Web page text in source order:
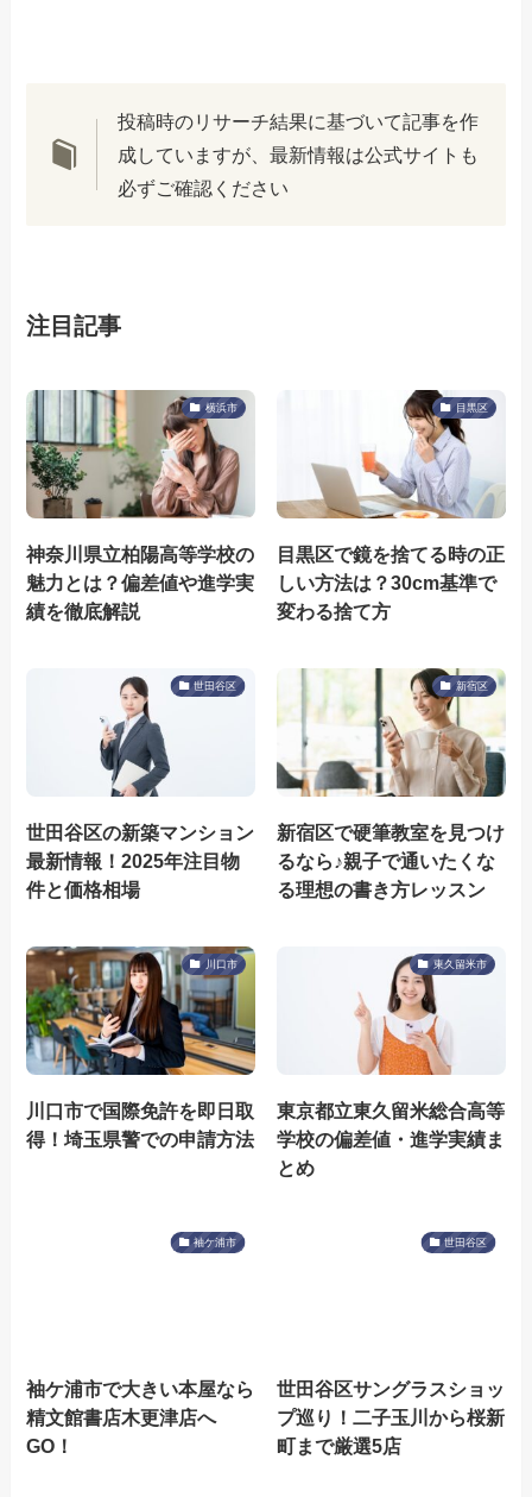
投稿時のリサーチ結果に基づいて記事を作
成していますが、最新情報は公式サイトも
必ずご確認ください
注目記事
横浜市
神奈川県立柏陽高等学校の
魅力とは？偏差値や進学実
績を徹底解説
目黒区
目黒区で鏡を捨てる時の正
しい方法は？30cm基準で
変わる捨て方
世田谷区
世田谷区の新築マンション
最新情報！2025年注目物
件と価格相場
新宿区
新宿区で硬筆教室を見つけ
るなら♪親子で通いたくな
る理想の書き方レッスン
川口市
川口市で国際免許を即日取
得！埼玉県警での申請方法
東久留米市
東京都立東久留米総合高等
学校の偏差値・進学実績ま
とめ
袖ケ浦市
袖ケ浦市で大きい本屋なら
精文館書店木更津店へ
GO！
世田谷区
世田谷区サングラスショッ
プ巡り！二子玉川から桜新
町まで厳選5店